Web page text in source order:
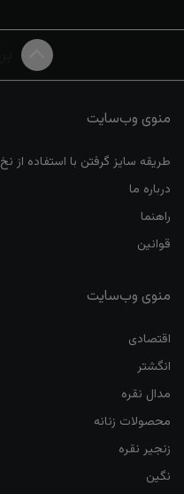
منوی وب‌سایت
طریقه سایز گرفتن با استفاده از نخ
درباره ما
راهنما
قوانین
منوی وب‌سایت
اقتصادی
انگشتر
مدال نقره
محصولات زنانه
زنجیر نقره
نگین